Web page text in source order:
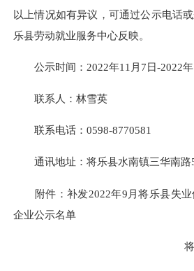
以上情况如有异议，可通过公示电话
乐县劳动就业服务中心反映。
公示时间：2022年11月7日-2022年
联系人：林雪英
联系电话：0598-8770581
通讯地址：将乐县水南镇三华南路
附件：补发2022年9月将乐县失业
企业公示名单
将